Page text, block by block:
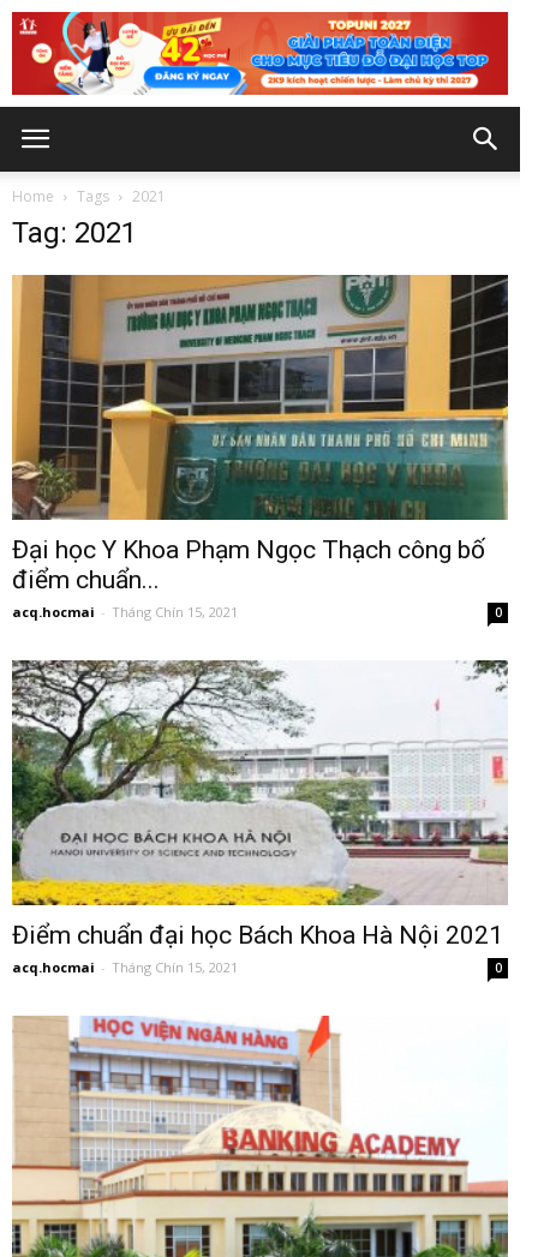
Home Tags 2021
Tag: 2021
Đại học Y Khoa Phạm Ngọc Thạch công bố
điểm chuẩn...
acq.hocmai - Tháng Chín 15, 2021 0
Điểm chuẩn đại học Bách Khoa Hà Nội 2021
acq.hocmai - Tháng Chín 15, 2021 0